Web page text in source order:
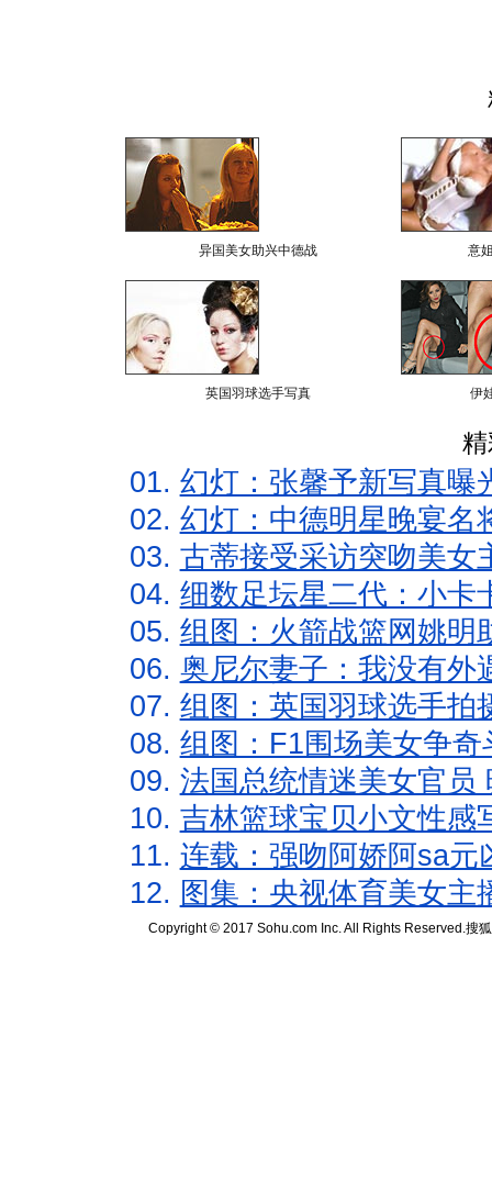
异国美女助兴中德战 意
英国羽球选手写真 伊
01. 幻灯：张馨予新写真曝
02. 幻灯：中德明星晚宴名
03. 古蒂接受采访突吻美女
04. 细数足坛星二代：小卡
05. 组图：火箭战篮网姚明
06. 奥尼尔妻子：我没有外
07. 组图：英国羽球选手拍
08. 组图：F1围场美女争
09. 法国总统情迷美女官员
10. 吉林篮球宝贝小文性感
11. 连载：强吻阿娇阿sa元
12. 图集：央视体育美女主
Copyright © 2017 Sohu.com Inc. All Rights Reserved.搜